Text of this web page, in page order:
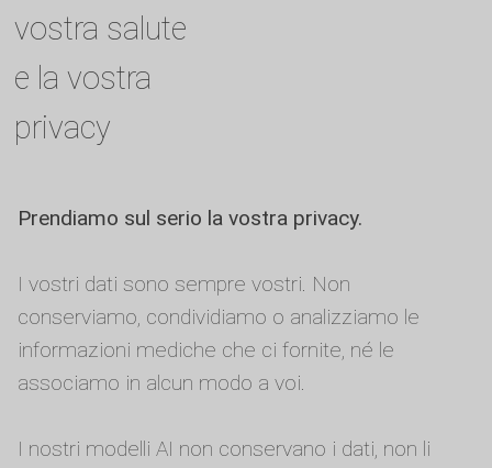
vostra salute
e la vostra
privacy
Prendiamo sul serio la vostra privacy.
I vostri dati sono sempre vostri. Non
conserviamo, condividiamo o analizziamo le
informazioni mediche che ci fornite, né le
associamo in alcun modo a voi.
I nostri modelli AI non conservano i dati, non li